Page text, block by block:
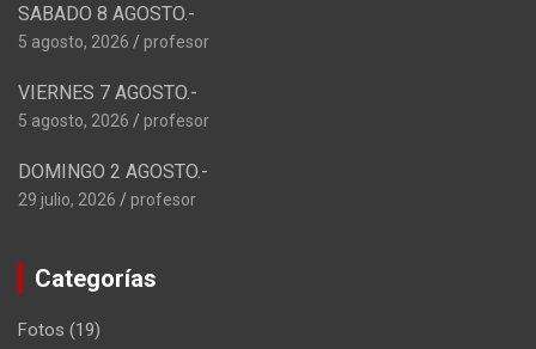
SABADO 8 AGOSTO.-
5 agosto, 2026 profesor
VIERNES 7 AGOSTO.-
5 agosto, 2026 profesor
DOMINGO 2 AGOSTO.-
29 julio, 2026 profesor
Categorías
Fotos (19)